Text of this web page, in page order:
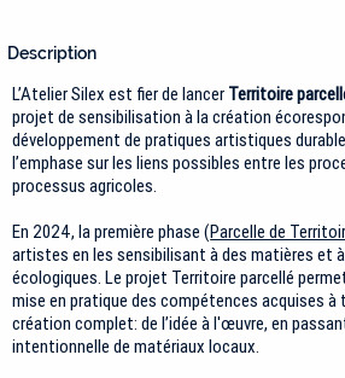
Description
L’Atelier Silex est fier de lancer Territoire
projet de sensibilisation à la création
développement de pratiques artistiques
l’emphase sur les liens possibles entre les
processus agricoles.
En 2024, la première phase (Parcelle de
artistes en les sensibilisant à des matières et
écologiques. Le projet Territoire parcellé
mise en pratique des compétences acquises à
création complet: de l’idée à l'œuvre, en
intentionnelle de matériaux locaux.